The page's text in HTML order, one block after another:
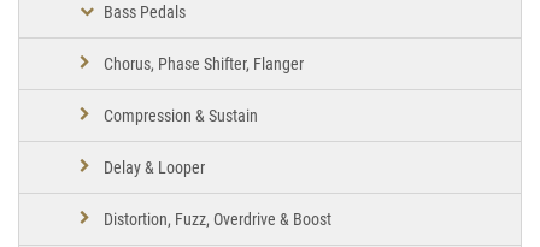
Bass Pedals
Chorus, Phase Shifter, Flanger
Compression & Sustain
Delay & Looper
Distortion, Fuzz, Overdrive & Boost